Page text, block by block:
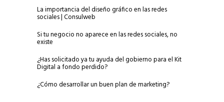
La importancia del diseño gráfico en las redes
sociales | Consulweb
Si tu negocio no aparece en las redes sociales, no
existe
¿Has solicitado ya tu ayuda del gobierno para el Kit
Digital a fondo perdido?
¿Cómo desarrollar un buen plan de marketing?